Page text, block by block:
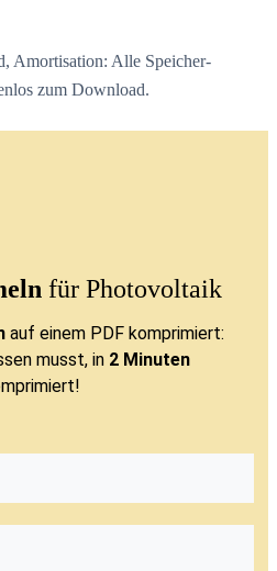
Amortisation: Alle Speicher-
zum Download.
für Photovoltaik
auf einem PDF komprimiert:
musst, in 2 Minuten